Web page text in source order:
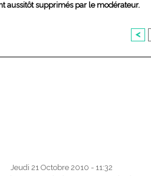
aussitôt supprimés par le modérateur.
<
Jeudi 21 Octobre 2010 - 11:32